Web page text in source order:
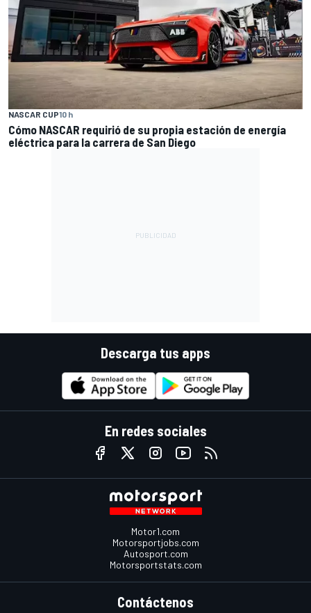
NASCAR CUP10 h
Cómo NASCAR requirió de su propia estación de energía
eléctrica para la carrera de San Diego
Descarga tus apps
En redes sociales
Motor1.com
Motorsportjobs.com
Autosport.com
Motorsportstats.com
Contáctenos